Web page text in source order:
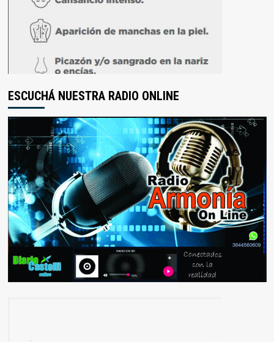
ESCUCHÁ NUESTRA RADIO ONLINE